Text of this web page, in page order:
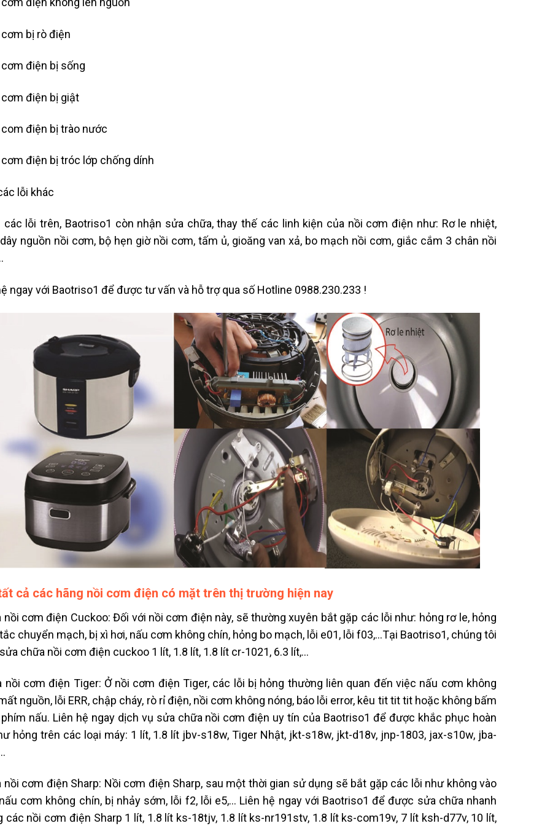
bị rò điện
điện bị sống
điện bị giật
điện bị trào nước
điện bị tróc lớp chống dính
lỗi khác
các lỗi trên, Baotriso1 còn nhận sửa chữa, thay thế các linh kiện của nồi cơm điện như: Rơ le nhiệt,
dây nguồn nồi cơm, bộ hẹn giờ nồi cơm, tấm ủ, gioăng van xả, bo mạch nồi cơm, giắc cắm 3 chân nồi
ngay với Baotriso1 để được tư vấn và hỗ trợ qua số Hotline 0988.230.233 !
cả các hãng nồi cơm điện có mặt trên thị trường hiện nay
nồi cơm điện Cuckoo: Đối với nồi cơm điện này, sẽ thường xuyên bắt gặp các lỗi như: hỏng rơ le, hỏng
chuyển mạch, bị xì hơi, nấu cơm không chín, hỏng bo mạch, lỗi e01, lỗi f03,…Tại Baotriso1, chúng tôi
chữa nồi cơm điện cuckoo 1 lít, 1.8 lít, 1.8 lít cr-1021, 6.3 lít,…
nồi cơm điện Tiger: Ở nồi cơm điện Tiger, các lỗi bị hỏng thường liên quan đến việc nấu cơm không
nguồn, lỗi ERR, chập cháy, rò rỉ điện, nồi cơm không nóng, báo lỗi error, kêu tit tit tit hoặc không bấm
nấu. Liên hệ ngay dịch vụ sửa chữa nồi cơm điện uy tín của Baotriso1 để được khắc phục hoàn
hỏng trên các loại máy: 1 lít, 1.8 lít jbv-s18w, Tiger Nhật, jkt-s18w, jkt-d18v, jnp-1803, jax-s10w, jba-
nồi cơm điện Sharp: Nồi cơm điện Sharp, sau một thời gian sử dụng sẽ bắt gặp các lỗi như không vào
cơm không chín, bị nhảy sớm, lỗi f2, lỗi e5,… Liên hệ ngay với Baotriso1 để được sửa chữa nhanh
các nồi cơm điện Sharp 1 lít, 1.8 lít ks-18tjv, 1.8 lít ks-nr191stv, 1.8 lít ks-com19v, 7 lít ksh-d77v, 10 lít,